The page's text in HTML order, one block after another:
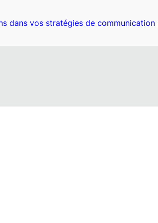
dans vos stratégies de communication